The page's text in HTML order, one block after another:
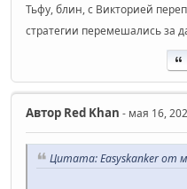
Тьфу, блин, с Викторией
стратегии перемешались за
Автор Red Khan - мая 16,
Цитата: Easyskanker от